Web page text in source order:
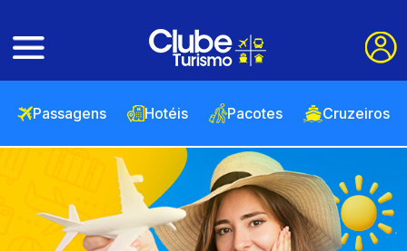
Passagens Hotéis Pacotes Cruzeiros